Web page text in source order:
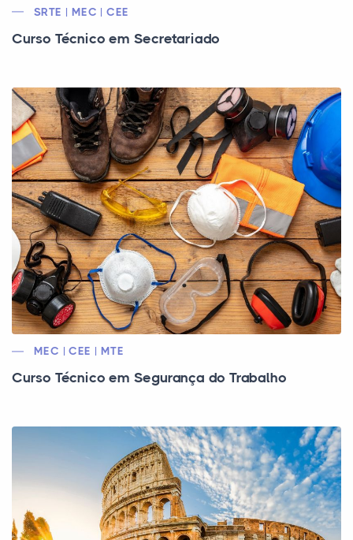
SRTE | MEC | CEE
Curso Técnico em Secretariado
MEC | CEE | MTE
Curso Técnico em Segurança do Trabalho